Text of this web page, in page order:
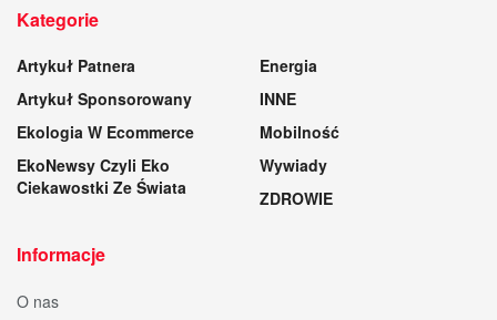
Kategorie
Artykuł Patnera
Artykuł Sponsorowany
Ekologia W Ecommerce
EkoNewsy Czyli Eko
Ciekawostki Ze Świata
Energia
INNE
Mobilność
Wywiady
ZDROWIE
Informacje
O nas